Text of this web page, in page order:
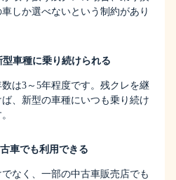
しか選べないという制約があり
型車種に乗り続けられる
は3～5年程度です。残クレを継
、新型の車種にいつも乗り続け
車でも利用できる
なく、一部の中古車販売店でも